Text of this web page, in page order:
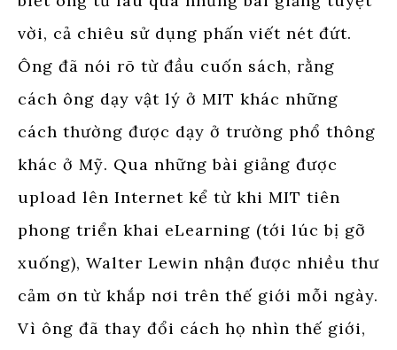
vời, cả chiêu sử dụng phấn viết nét đứt.
Ông đã nói rõ từ đầu cuốn sách, rằng
cách ông dạy vật lý ở MIT khác những
cách thường được dạy ở trường phổ thông
khác ở Mỹ. Qua những bài giảng được
upload lên Internet kể từ khi MIT tiên
phong triển khai eLearning (tới lúc bị gỡ
xuống), Walter Lewin nhận được nhiều thư
cảm ơn từ khắp nơi trên thế giới mỗi ngày.
Vì ông đã thay đổi cách họ nhìn thế giới,